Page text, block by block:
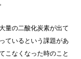
量の二酸化炭素が出て
ているという課題があ
こなくなった時のこと